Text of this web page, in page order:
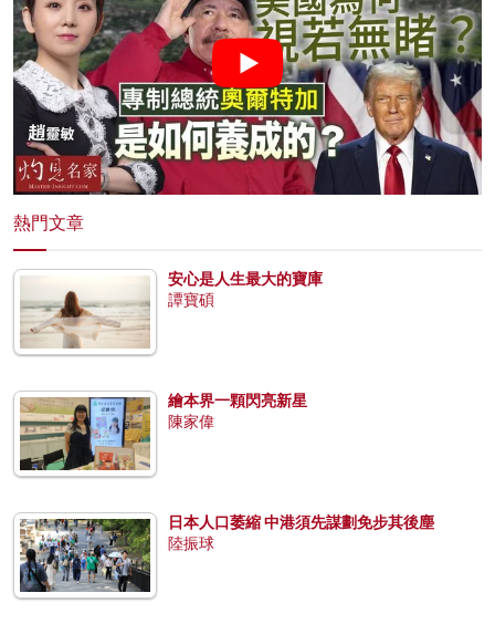
熱門文章
安心是人生最大的寶庫
譚寶碩
繪本界一顆閃亮新星
陳家偉
日本人口萎縮 中港須先謀劃免步其後塵
陸振球